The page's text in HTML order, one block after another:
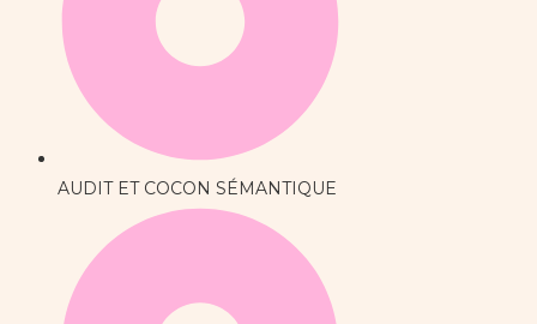
AUDIT ET COCON SÉMANTIQUE